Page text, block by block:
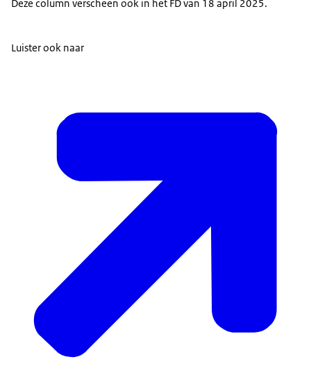
Deze column verscheen ook in het FD van 18 april 2025.
Luister ook naar